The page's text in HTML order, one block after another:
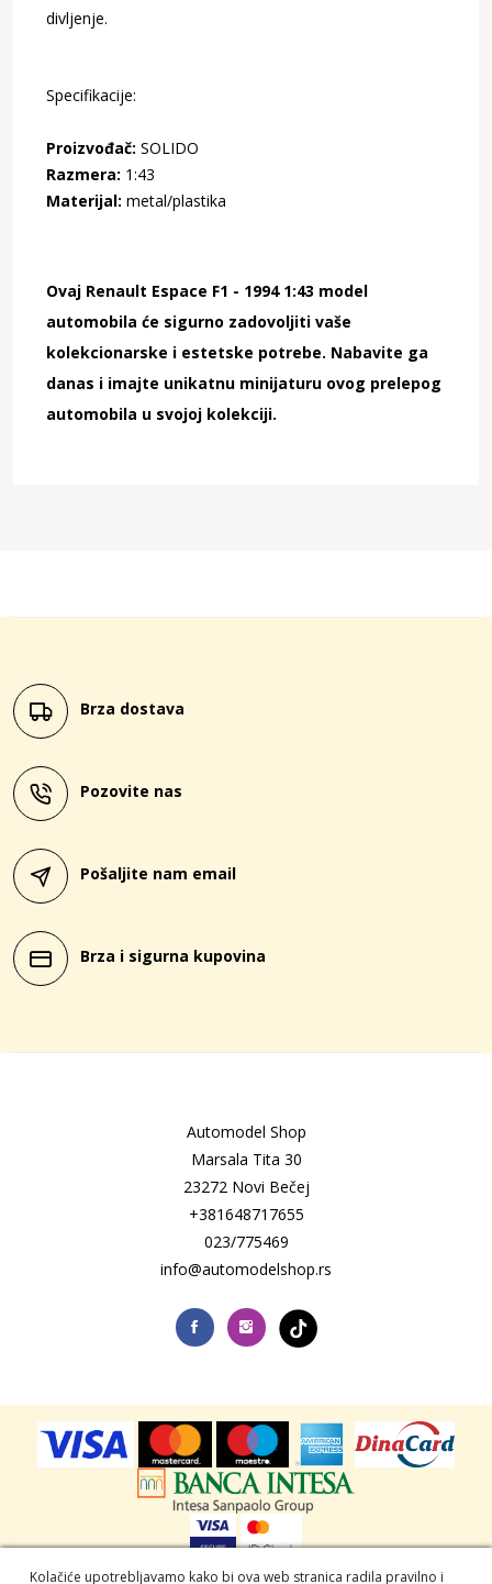
divljenje.
Specifikacije:
Proizvođač: SOLIDO
Razmera: 1:43
Materijal: metal/plastika
Ovaj Renault Espace F1 - 1994 1:43 model
automobila će sigurno zadovoljiti vaše
kolekcionarske i estetske potrebe. Nabavite ga
danas i imajte unikatnu minijaturu ovog prelepog
automobila u svojoj kolekciji.
Brza dostava
Pozovite nas
Pošaljite nam email
Brza i sigurna kupovina
Automodel Shop
Marsala Tita 30
23272 Novi Bečej
+381648717655
023/775469
info@automodelshop.rs
Auto model shop © 2026. Sva prava zadržana -Powered by
Kolačiće upotrebljavamo kako bi ova web stranica radila pravilno i